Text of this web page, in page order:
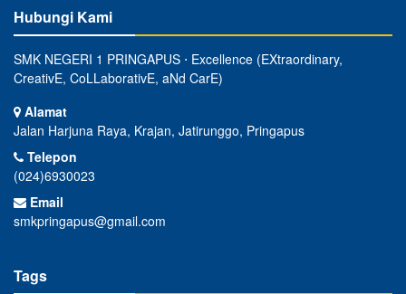
Hubungi Kami
SMK NEGERI 1 PRINGAPUS ⋅ Excellence (EXtraordinary,
CreativE, CoLLaborativE, aNd CarE)
Alamat
Jalan Harjuna Raya, Krajan, Jatirunggo, Pringapus
Telepon
(024)6930023
Email
smkpringapus@gmail.com
Tags